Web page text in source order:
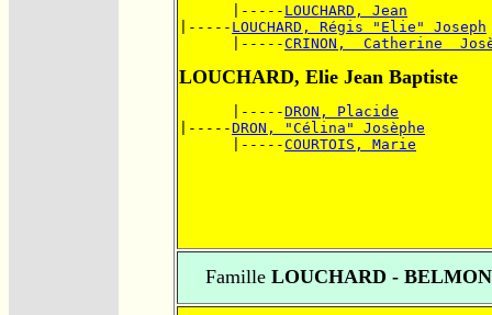
      |-----
LOUCHARD, Jean
|----- LOUCHARD, Régis "Elie" Joseph
      |-----
CRINON,  Catherine
LOUCHARD, Elie Jean Baptiste
      |-----
DRON, Placide
|-----DRON, "Célina" Josèphe
      |-----
COURTOIS, Marie
FamilleLOUCHARD -